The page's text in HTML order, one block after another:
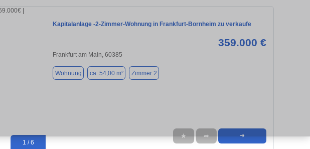
1 / 6
Kapitalanlage -2-Zimmer-Wohnung in Frankfurt-Bornheim zu verkaufe
359.000 €
Frankfurt am Main, 60385
Wohnung ca. 54,00 m² Zimmer 2
★ ➦ ➜